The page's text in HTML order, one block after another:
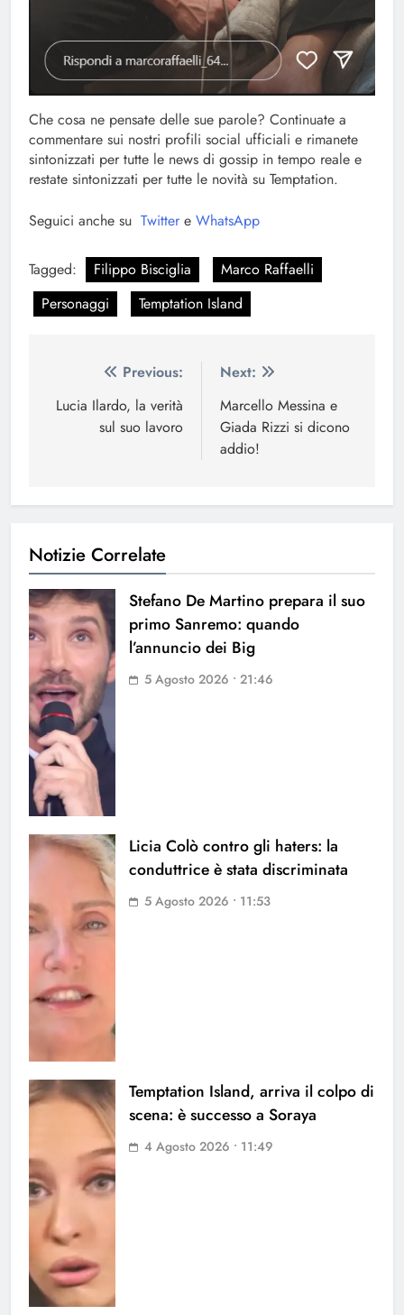
Che cosa ne pensate delle sue parole? Continuate a
commentare sui nostri profili social ufficiali e rimanete
sintonizzati per tutte le news di gossip in tempo reale e
restate sintonizzati per tutte le novità su Temptation.
Seguici anche su Twitter e WhatsApp
Tagged: Filippo Bisciglia
Marco Raffaelli
Personaggi
Temptation Island
Navigazione
articoli
Previous:
Lucia Ilardo, la verità
sul suo lavoro
Next:
Marcello Messina e
Giada Rizzi si dicono
addio!
Notizie Correlate
Stefano De Martino prepara il suo
primo Sanremo: quando
l’annuncio dei Big
5 Agosto 2026 • 21:46
Licia Colò contro gli haters: la
conduttrice è stata discriminata
5 Agosto 2026 • 11:53
Temptation Island, arriva il colpo di
scena: è successo a Soraya
4 Agosto 2026 • 11:49